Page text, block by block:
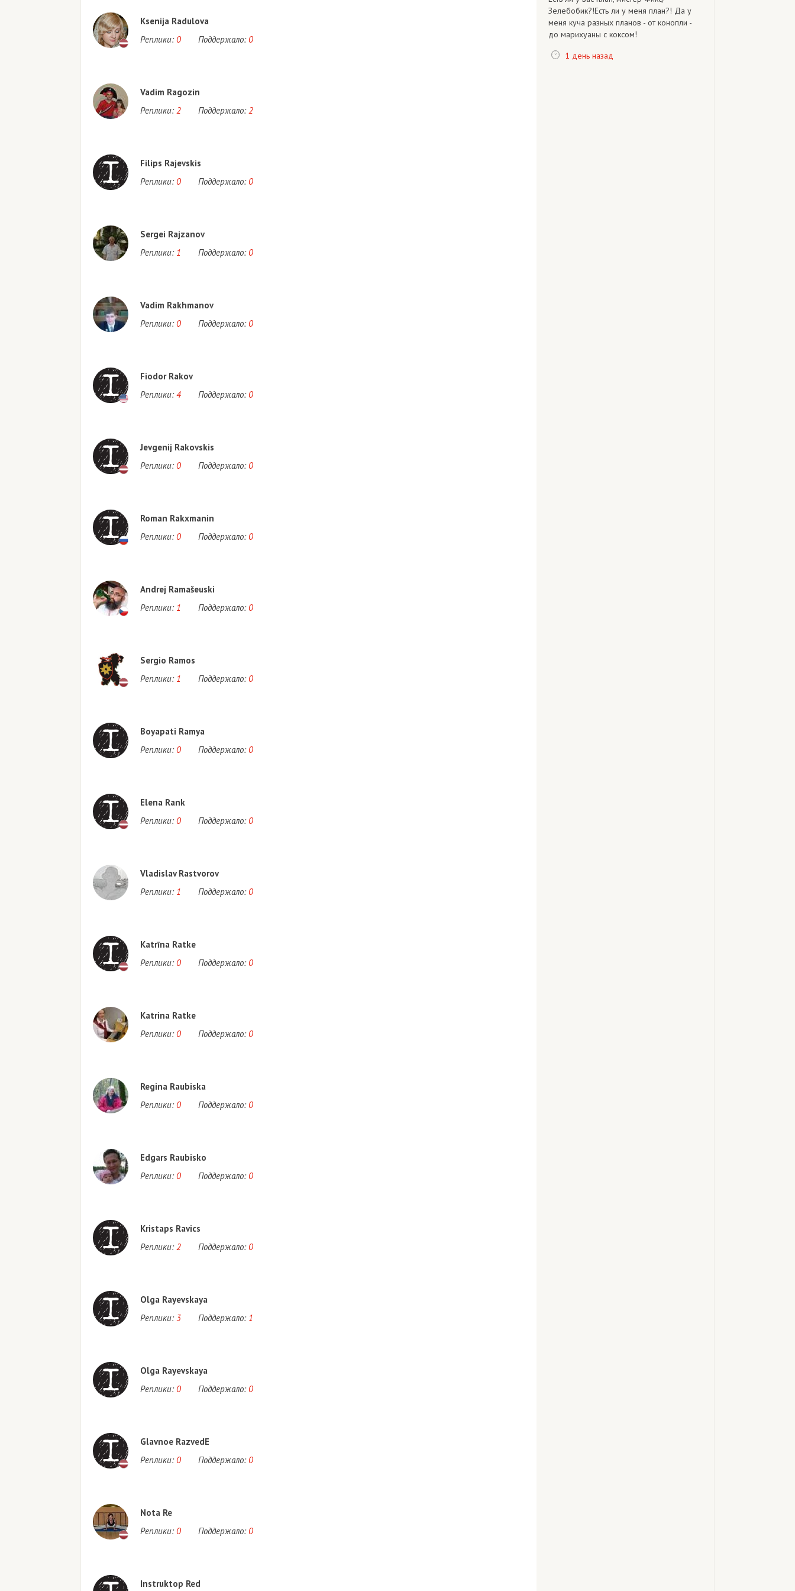
Ksenija Radulova
Реплики: 0 Поддержало: 0
Vadim Ragozin
Реплики: 2 Поддержало: 2
Filips Rajevskis
Реплики: 0 Поддержало: 0
Sergei Rajzanov
Реплики: 1 Поддержало: 0
Vadim Rakhmanov
Реплики: 0 Поддержало: 0
Fiodor Rakov
Реплики: 4 Поддержало: 0
Jevgenij Rakovskis
Реплики: 0 Поддержало: 0
Roman Rakxmanin
Реплики: 0 Поддержало: 0
Andrej Ramašeuski
Реплики: 1 Поддержало: 0
Sergio Ramos
Реплики: 1 Поддержало: 0
Boyapati Ramya
Реплики: 0 Поддержало: 0
Elena Rank
Реплики: 0 Поддержало: 0
Vladislav Rastvorov
Реплики: 1 Поддержало: 0
Katrīna Ratke
Реплики: 0 Поддержало: 0
Katrina Ratke
Реплики: 0 Поддержало: 0
Regina Raubiska
Реплики: 0 Поддержало: 0
Edgars Raubisko
Реплики: 0 Поддержало: 0
Kristaps Ravics
Реплики: 2 Поддержало: 0
Olga Rayevskaya
Реплики: 3 Поддержало: 1
Olga Rayevskaya
Реплики: 0 Поддержало: 0
Glavnoe RazvedE
Реплики: 0 Поддержало: 0
Nota Re
Реплики: 0 Поддержало: 0
Instruktop Red
Зелебобик?!Есть ли у меня план?! Да у
меня куча разных планов - от конопли -
до марихуаны с коксом!
1 день назад